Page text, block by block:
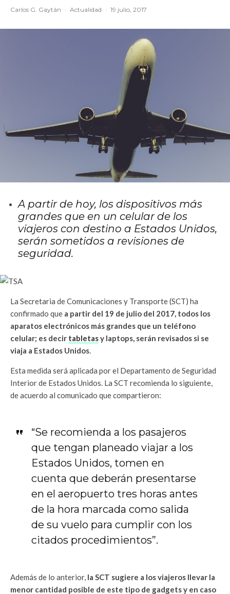
Carlos G. Gaytán · Actualidad · 19 julio, 2017
A partir de hoy, los dispositivos más
grandes que en un celular de los
viajeros con destino a Estados Unidos,
serán sometidos a revisiones de
seguridad.
La Secretaria de Comunicaciones y Transporte (SCT) ha
confirmado que a partir del 19 de julio del 2017, todos los
aparatos electrónicos más grandes que un teléfono
celular; es decir tabletasy laptops, serán revisados si se
viaja a Estados Unidos
Esta medida será aplicada por el Departamento de Seguridad
Interior de Estados Unidos. La SCT recomienda lo siguiente,
de acuerdo al comunicado que compartieron:
“Se recomienda a los pasajeros
que tengan planeado viajar a los
Estados Unidos, tomen en
cuenta que deberán presentarse
en el aeropuerto tres horas antes
de la hora marcada como salida
de su vuelo para cumplir con los
citados procedimientos”.
Además de lo anterior, la SCT sugiere a los viajeros llevar la
menor cantidad posible de este tipo de gadgets y en caso